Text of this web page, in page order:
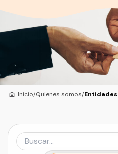
Inicio/Quienes somos/Entidades